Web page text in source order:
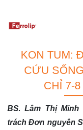
KON TUM:
CỨU
CHỈ 7-
BS. Lâm Thị
trách Đơn nguyên